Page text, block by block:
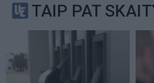
TAIP PAT